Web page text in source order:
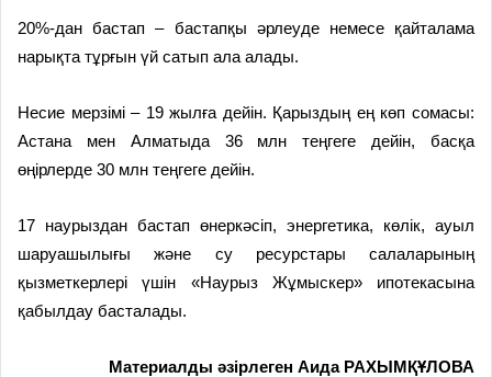
20%-дан бастап – бастапқы әрлеуде немесе қайталама
нарықта тұрғын үй сатып ала алады.
Несие мерзімі – 19 жылға дейін. Қарыздың ең көп сомасы:
Астана мен Алматыда 36 млн теңгеге дейін, басқа
өңірлерде 30 млн теңгеге дейін.
17 наурыздан бастап өнеркәсіп, энергетика, көлік, ауыл
шаруашылығы және су ресурстары салаларының
қызметкерлері үшін «Наурыз Жұмыскер» ипотекасына
қабылдау басталады.
Материалды әзірлеген Аида РАХЫМҚҰЛОВА